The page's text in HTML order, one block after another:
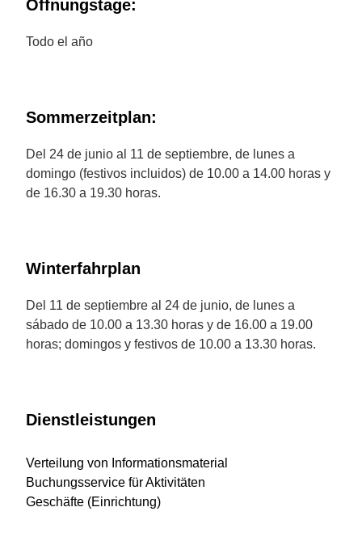
Öffnungstage:
Todo el año
Sommerzeitplan:
Del 24 de junio al 11 de septiembre, de lunes a
domingo (festivos incluidos) de 10.00 a 14.00 horas y
de 16.30 a 19.30 horas.
Winterfahrplan
Del 11 de septiembre al 24 de junio, de lunes a
sábado de 10.00 a 13.30 horas y de 16.00 a 19.00
horas; domingos y festivos de 10.00 a 13.30 horas.
Dienstleistungen
Verteilung von Informationsmaterial
Buchungsservice für Aktivitäten
Geschäfte (Einrichtung)